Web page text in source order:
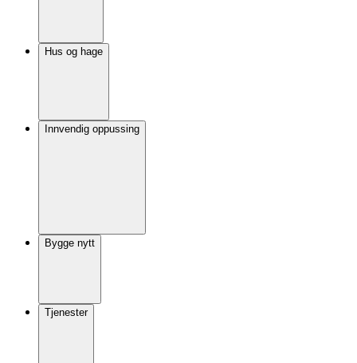
Hus og hage
Innvendig oppussing
Bygge nytt
Tjenester